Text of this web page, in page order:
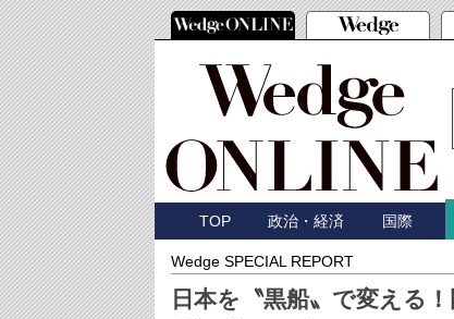
TOP 政治・経済 国際
Wedge SPECIAL REPORT
日本を〝黒船〟で変える